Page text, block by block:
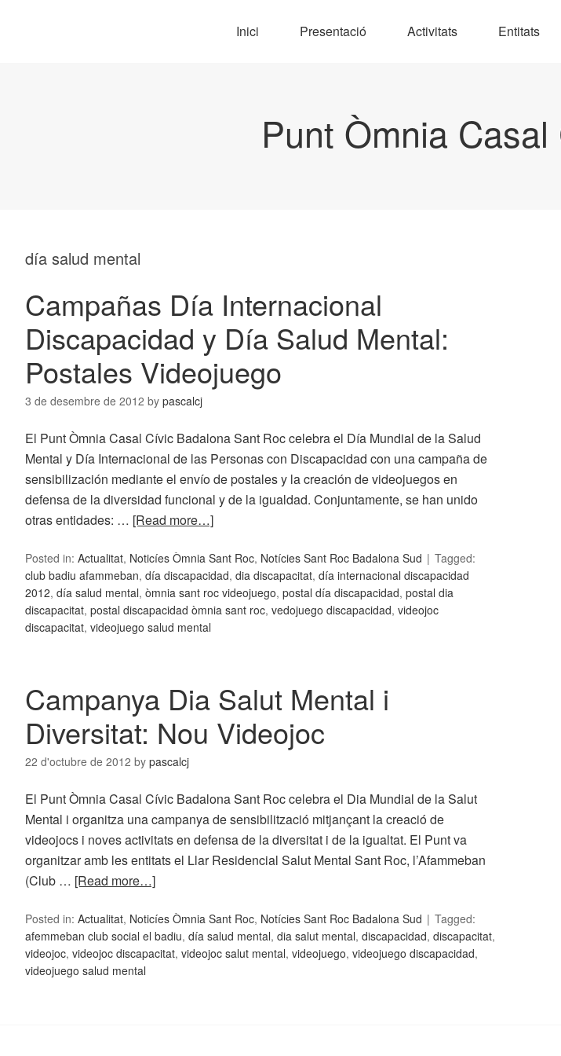
Inici Presentació Activitats Entitats
Punt Òmnia
día salud mental
Campañas Día Internacional
Discapacidad y Día Salud Mental:
Postales Videojuego
3 de desembre de 2012 by pascalcj
El Punt Òmnia Casal Cívic Badalona Sant Roc celebra el Día Mundial de la Salud
Mental y Día Internacional de las Personas con Discapacidad con una campaña de
sensibilización mediante el envío de postales y la creación de videojuegos en
defensa de la diversidad funcional y de la igualdad. Conjuntamente, se han unido
otras entidades: … [Read more…]
Posted in: Actualitat, Noticíes Òmnia Sant Roc, Notícies Sant Roc Badalona Sud
Tagged:
club badiu afammeban, día discapacidad, dia discapacitat, día internacional discapacidad
2012, día salud mental, òmnia sant roc videojuego, postal día discapacidad, postal dia
discapacitat, postal discapacidad òmnia sant roc, vedojuego discapacidad, videojoc
discapacitat, videojuego salud mental
Campanya Dia Salut Mental i
Diversitat: Nou Videojoc
22 d'octubre de 2012 by pascalcj
El Punt Òmnia Casal Cívic Badalona Sant Roc celebra el Dia Mundial de la Salut
Mental i organitza una campanya de sensibilització mitjançant la creació de
videojocs i noves activitats en defensa de la diversitat i de la igualtat. El Punt va
organitzar amb les entitats el Llar Residencial Salut Mental Sant Roc, l’Afammeban
(Club … [Read more…]
Posted in: Actualitat, Noticíes Òmnia Sant Roc, Notícies Sant Roc Badalona Sud
Tagged:
afemmeban club social el badiu, día salud mental, dia salut mental, discapacidad, discapacitat,
videojoc, videojoc discapacitat, videojoc salut mental, videojuego, videojuego discapacidad,
videojuego salud mental